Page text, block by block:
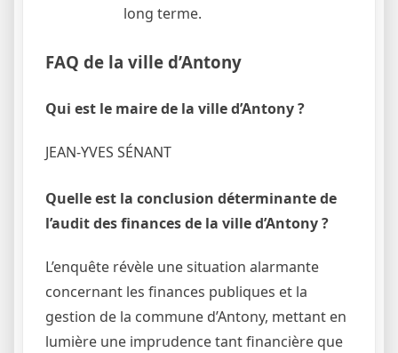
long terme.
FAQ de la ville d’Antony
Qui est le maire de la ville d’Antony ?
JEAN-YVES SÉNANT
Quelle est la conclusion déterminante de
l’audit des finances de la ville d’Antony ?
L’enquête révèle une situation alarmante
concernant les finances publiques et la
gestion de la commune d’Antony, mettant en
lumière une imprudence tant financière que